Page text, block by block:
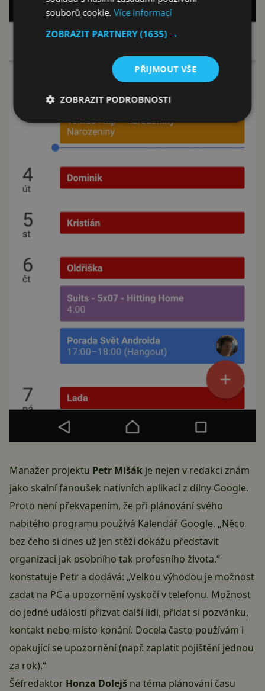
Manažer projektu Petr Mišák je nejen v redakci znám
jako skalní fanoušek nativních aplikací z dílny Google.
Proto není překvapením, že při plánování svého
nabitého programu používá Kalendář Google. „Něco
bez čeho si dnes už jen stěží dokážu představit
organizaci jak osobního tak profesního života.“
konstatuje Petr a dodává: „Velkou výhodou je možnost
zadat na PC a upozornění vyskočí v telefonu. Možnost
do jedné události přizvat další lidi, přidat si pozvánku,
kontakt nebo místo konání. Docela často používám i
opakující se upozornění (např. zaplatit pojištění jednou
za rok).“
Šéfredaktor Honza Dolejš na téma plánování času
souborů cookie.Více informací
ZOBRAZIT PARTNERY(1635) →
PŘIJMOUT VŠE
ZOBRAZIT PODROBNOSTI